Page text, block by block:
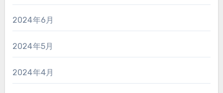
2024年6月
2024年5月
2024年4月